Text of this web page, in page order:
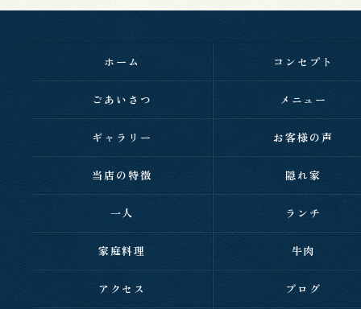
ホーム コンセプト
ごあいさつ メニュー
ギャラリー お客様の声
当店の特徴 隠れ家
一人 ランチ
家庭料理 牛肉
アクセス ブログ